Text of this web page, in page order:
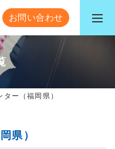
お問い合わせ
ー（福岡県）
県）